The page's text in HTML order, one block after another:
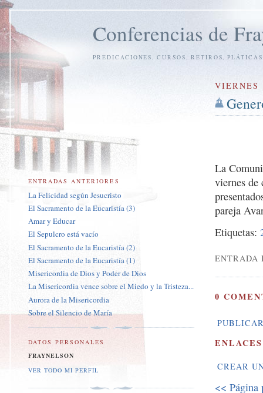
Conferencias de
PREDICACIONES, CURSOS, RETIROS,
La
viernes de
pareja
Etiquetas:
ENTRADA
0
CREAR
<<
ENTRADAS ANTERIORES
La Felicidad según Jesucristo
El Sacramento de la Eucaristía (3)
Amar y Educar
El Sepulcro está vacío
El Sacramento de la Eucaristía (2)
El Sacramento de la Eucaristía (1)
Misericordia de Dios y Poder de Dios
La Misericordia vence sobre el Miedo y la Tristeza...
Aurora de la Misericordia
Sobre el Silencio de María
DATOS PERSONALES
FRAYNELSON
VER TODO MI PERFIL